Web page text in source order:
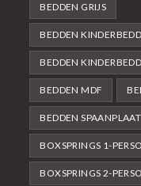
BEDDEN GRIJS
BEDDEN
BEDDEN
BEDDEN MDF
BEDDEN SPAANPLAAT
BOXSPRINGS 1-
BOXSPRINGS 2-